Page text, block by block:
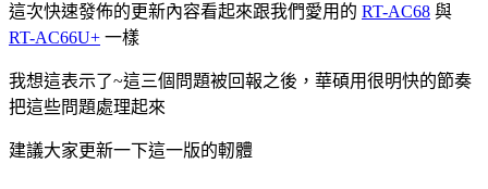
這次快速發佈的更新內容看起來跟我們愛用的 RT-AC68 與
RT-AC66U+ 一樣
我想這表示了~這三個問題被回報之後，華碩用很明快的節奏
把這些問題處理起來
建議大家更新一下這一版的軔體